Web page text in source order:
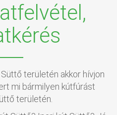
területén akkor hívjon
mi bármilyen kútfúrást
területén.